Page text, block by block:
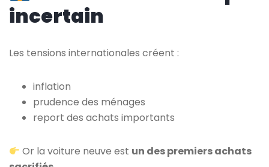
incertain
Les tensions internationales créent :
inflation
prudence des ménages
report des achats importants
Or la voiture neuve est un des premiers achats